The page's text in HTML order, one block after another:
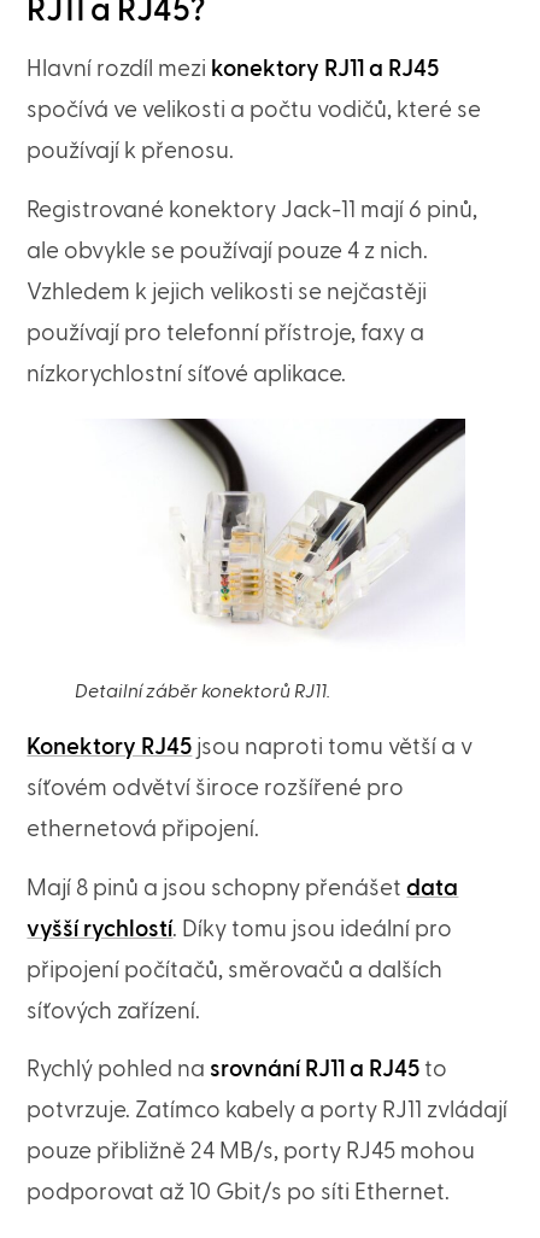
RJ11 a RJ45?
Hlavní rozdíl mezi konektory RJ11 a RJ45
spočívá ve velikosti a počtu vodičů, které se
používají k přenosu.
Registrované konektory Jack-11 mají 6 pinů,
ale obvykle se používají pouze 4 z nich.
Vzhledem k jejich velikosti se nejčastěji
používají pro telefonní přístroje, faxy a
nízkorychlostní síťové aplikace.
Detailní záběr konektorů RJ11.
Konektory RJ45 jsou naproti tomu větší a v
síťovém odvětví široce rozšířené pro
ethernetová připojení.
Mají 8 pinů a jsou schopny přenášetdata
vyšší rychlostí. Díky tomu jsou ideální pro
připojení počítačů, směrovačů a dalších
síťových zařízení.
Rychlý pohled na srovnání RJ11 a RJ45 to
potvrzuje. Zatímco kabely a porty RJ11 zvládají
pouze přibližně 24 MB/s, porty RJ45 mohou
podporovat až 10 Gbit/s po síti Ethernet.